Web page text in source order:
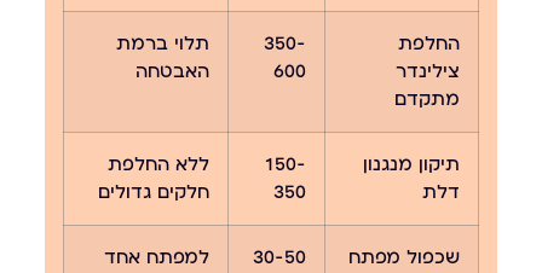
החלפת
צילינדר
מתקדם
350-
600
תלוי ברמת
האבטחה
תיקון מנגנון
דלת
150-
350
ללא החלפת
חלקים גדולים
שכפול מפתח
30-50 למפתח אחד